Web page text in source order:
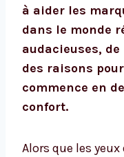
à aider les
dans le monde
audacieuses,
des raisons
commence en
confort.
Alors que les